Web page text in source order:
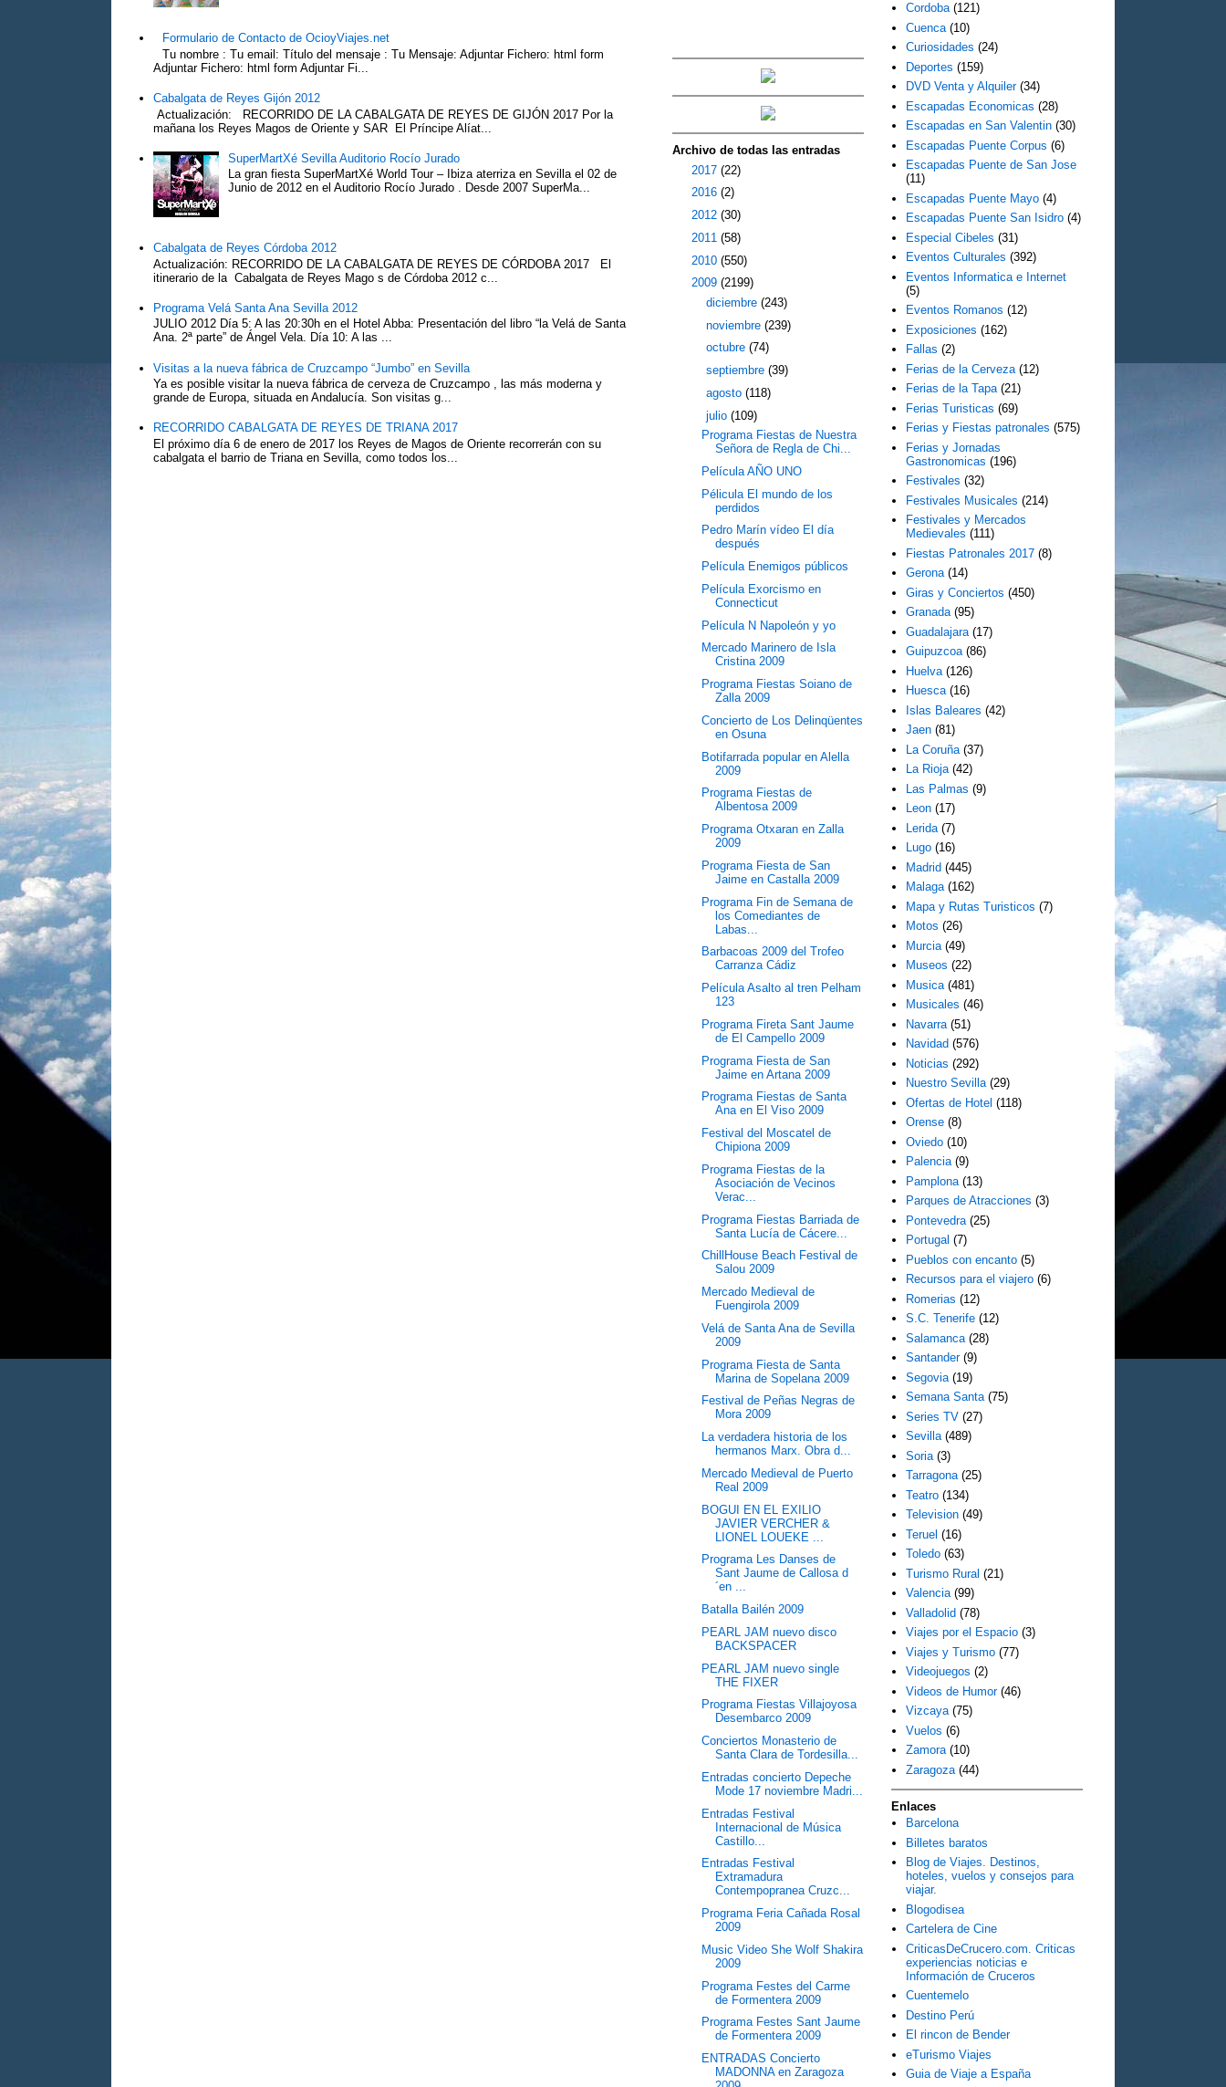
Formulario de Contacto de OcioyViajes.net
Tu nombre : Tu email: Título del mensaje : Tu Mensaje: Adjuntar Fichero: html form
Adjuntar Fichero: html form Adjuntar Fi...
Cabalgata de Reyes Gijón 2012
Actualización: RECORRIDO DE LA CABALGATA DE REYES DE GIJÓN 2017 Por la
mañana los Reyes Magos de Oriente y SAR El Príncipe Alíat...
SuperMartXé Sevilla Auditorio Rocío Jurado
La gran fiesta SuperMartXé World Tour – Ibiza aterriza en Sevilla el 02 de
Junio de 2012 en el Auditorio Rocío Jurado . Desde 2007 SuperMa...
Cabalgata de Reyes Córdoba 2012
Actualización: RECORRIDO DE LA CABALGATA DE REYES DE CÓRDOBA 2017 El
itinerario de la Cabalgata de Reyes Mago s de Córdoba 2012 c...
Programa Velá Santa Ana Sevilla 2012
JULIO 2012 Día 5: A las 20:30h en el Hotel Abba: Presentación del libro “la Velá de Santa
Ana. 2ª parte” de Ángel Vela. Día 10: A las ...
Visitas a la nueva fábrica de Cruzcampo “Jumbo” en Sevilla
Ya es posible visitar la nueva fábrica de cerveza de Cruzcampo , las más moderna y
grande de Europa, situada en Andalucía. Son visitas g...
RECORRIDO CABALGATA DE REYES DE TRIANA 2017
El próximo día 6 de enero de 2017 los Reyes de Magos de Oriente recorrerán con su
cabalgata el barrio de Triana en Sevilla, como todos los...
Archivo de todas las entradas
2017 (22)
2016 (2)
2012 (30)
2011 (58)
2010 (550)
2009 (2199)
diciembre (243)
noviembre (239)
octubre (74)
septiembre (39)
agosto (118)
julio (109)
Programa Fiestas de Nuestra
Señora de Regla de Chi...
Película AÑO UNO
Pélicula El mundo de los
perdidos
Pedro Marín vídeo El día
después
Película Enemigos públicos
Película Exorcismo en
Connecticut
Película N Napoleón y yo
Mercado Marinero de Isla
Cristina 2009
Programa Fiestas Soiano de
Zalla 2009
Concierto de Los Delinqüentes
en Osuna
Botifarrada popular en Alella
2009
Programa Fiestas de
Albentosa 2009
Programa Otxaran en Zalla
2009
Programa Fiesta de San
Jaime en Castalla 2009
Programa Fin de Semana de
los Comediantes de
Labas...
Barbacoas 2009 del Trofeo
Carranza Cádiz
Película Asalto al tren Pelham
123
Programa Fireta Sant Jaume
de El Campello 2009
Programa Fiesta de San
Jaime en Artana 2009
Programa Fiestas de Santa
Ana en El Viso 2009
Festival del Moscatel de
Chipiona 2009
Programa Fiestas de la
Asociación de Vecinos
Verac...
Programa Fiestas Barriada de
Santa Lucía de Cácere...
ChillHouse Beach Festival de
Salou 2009
Mercado Medieval de
Fuengirola 2009
Velá de Santa Ana de Sevilla
2009
Programa Fiesta de Santa
Marina de Sopelana 2009
Festival de Peñas Negras de
Mora 2009
La verdadera historia de los
hermanos Marx. Obra d...
Mercado Medieval de Puerto
Real 2009
BOGUI EN EL EXILIO
JAVIER VERCHER &
LIONEL LOUEKE ...
Programa Les Danses de
Sant Jaume de Callosa d
´en ...
Batalla Bailén 2009
PEARL JAM nuevo disco
BACKSPACER
PEARL JAM nuevo single
THE FIXER
Programa Fiestas Villajoyosa
Desembarco 2009
Conciertos Monasterio de
Santa Clara de Tordesilla...
Entradas concierto Depeche
Mode 17 noviembre Madri...
Entradas Festival
Internacional de Música
Castillo...
Entradas Festival
Extramadura
Contempopranea Cruzc...
Programa Feria Cañada Rosal
2009
Music Video She Wolf Shakira
2009
Programa Festes del Carme
de Formentera 2009
Programa Festes Sant Jaume
de Formentera 2009
ENTRADAS Concierto
MADONNA en Zaragoza
Cordoba (121)
Cuenca (10)
Curiosidades (24)
Deportes (159)
DVD Venta y Alquiler (34)
Escapadas Economicas (28)
Escapadas en San Valentin (30)
Escapadas Puente Corpus (6)
Escapadas Puente de San Jose
(11)
Escapadas Puente Mayo (4)
Escapadas Puente San Isidro (4)
Especial Cibeles (31)
Eventos Culturales (392)
Eventos Informatica e Internet
(5)
Eventos Romanos (12)
Exposiciones (162)
Fallas (2)
Ferias de la Cerveza (12)
Ferias de la Tapa (21)
Ferias Turisticas (69)
Ferias y Fiestas patronales (575)
Ferias y Jornadas
Gastronomicas (196)
Festivales (32)
Festivales Musicales (214)
Festivales y Mercados
Medievales (111)
Fiestas Patronales 2017 (8)
Gerona (14)
Giras y Conciertos (450)
Granada (95)
Guadalajara (17)
Guipuzcoa (86)
Huelva (126)
Huesca (16)
Islas Baleares (42)
Jaen (81)
La Coruña (37)
La Rioja (42)
Las Palmas (9)
Leon (17)
Lerida (7)
Lugo (16)
Madrid (445)
Malaga (162)
Mapa y Rutas Turisticos (7)
Motos (26)
Murcia (49)
Museos (22)
Musica (481)
Musicales (46)
Navarra (51)
Navidad (576)
Noticias (292)
Nuestro Sevilla (29)
Ofertas de Hotel (118)
Orense (8)
Oviedo (10)
Palencia (9)
Pamplona (13)
Parques de Atracciones (3)
Pontevedra (25)
Portugal (7)
Pueblos con encanto (5)
Recursos para el viajero (6)
Romerias (12)
S.C. Tenerife (12)
Salamanca (28)
Santander (9)
Segovia (19)
Semana Santa (75)
Series TV (27)
Sevilla (489)
Soria (3)
Tarragona (25)
Teatro (134)
Television (49)
Teruel (16)
Toledo (63)
Turismo Rural (21)
Valencia (99)
Valladolid (78)
Viajes por el Espacio (3)
Viajes y Turismo (77)
Videojuegos (2)
Videos de Humor (46)
Vizcaya (75)
Vuelos (6)
Zamora (10)
Zaragoza (44)
Enlaces
Barcelona
Billetes baratos
Blog de Viajes. Destinos,
hoteles, vuelos y consejos para
viajar.
Blogodisea
Cartelera de Cine
CriticasDeCrucero.com. Criticas
experiencias noticias e
Información de Cruceros
Cuentemelo
Destino Perú
El rincon de Bender
eTurismo Viajes
Guia de Viaje a España